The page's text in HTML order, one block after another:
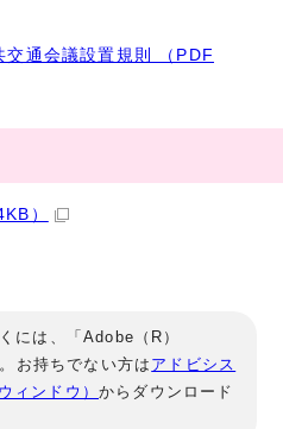
通会議設置規則 （PDF
）
には、「Adobe（R）
お持ちでない方は アドビシス
ィンドウ）からダウンロード